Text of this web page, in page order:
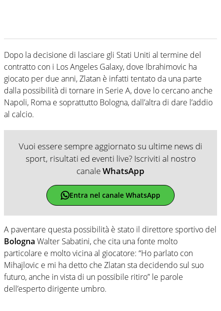
Dopo la decisione di lasciare gli Stati Uniti al termine del
contratto con i Los Angeles Galaxy, dove Ibrahimovic ha
giocato per due anni, Zlatan è infatti tentato da una parte
dalla possibilità di tornare in Serie A, dove lo cercano anche
Napoli, Roma e soprattutto Bologna, dall’altra di dare l’addio
al calcio.
Vuoi essere sempre aggiornato su ultime news di
sport, risultati ed eventi live? Iscriviti al nostro
canaleWhatsApp
Entra nel canale WhatsApp
A paventare questa possibilità è stato il direttore sportivo del
Bologna Walter Sabatini, che cita una fonte molto
particolare e molto vicina al giocatore: “Ho parlato con
Mihajlovic e mi ha detto che Zlatan sta decidendo sul suo
futuro, anche in vista di un possibile ritiro” le parole
dell’esperto dirigente umbro.